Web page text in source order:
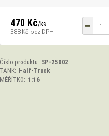
470 Kč/ks
388 Kč bez DPH
Číslo produktu: SP-25002
TANK: Half-Truck
MĚŘÍTKO: 1:16